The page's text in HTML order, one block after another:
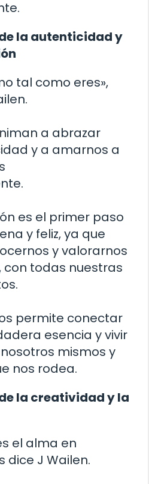
la autenticidad y
tal como eres»,
a abrazar
y a amarnos a
es el primer paso
y feliz, ya que
y valorarnos
todas nuestras
permite conectar
esencia y vivir
mismos y
nos rodea.
la creatividad y la
el alma en
dice J Wailen.